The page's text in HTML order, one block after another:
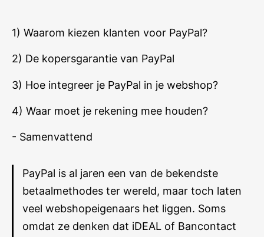
1) Waarom kiezen klanten voor PayPal?
2) De kopersgarantie van PayPal
3) Hoe integreer je PayPal in je webshop?
4) Waar moet je rekening mee houden?
- Samenvattend
PayPal is al jaren een van de bekendste
betaalmethodes ter wereld, maar toch laten
veel webshopeigenaars het liggen. Soms
omdat ze denken dat iDEAL of Bancontact